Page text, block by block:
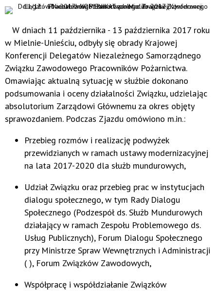
W dniach 11 października - 13 października 2017 roku
w Mielnie-Unieściu, odbyły się obrady Krajowej
Konferencji Delegatów Niezależnego Samorządnego
Związku Zawodowego Pracowników Pożarnictwa.
Omawiając aktualną sytuację w służbie dokonano
podsumowania i oceny działalności Związku, udzielając
absolutorium Zarządowi Głównemu za okres objęty
sprawozdaniem. Podczas Zjazdu omówiono m.in.:
Przebieg rozmów i realizację podwyżek
przewidzianych w ramach ustawy modernizacyjnej
na lata 2017-2020 dla służb mundurowych,
Udział Związku oraz przebieg prac w instytucjach
dialogu społecznego, w tym Rady Dialogu
Społecznego (Podzespół ds. Służb Mundurowych
działający w ramach Zespołu Problemowego ds.
Usług Publicznych), Forum Dialogu Społecznego
przy Ministrze Spraw Wewnętrznych i Administracji
( ), Forum Związków Zawodowych,
Współpracę i współdziałanie Związków